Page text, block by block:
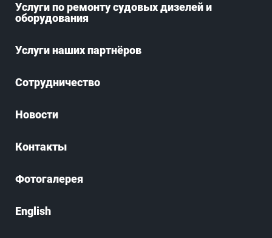
Услуги по ремонту судовых дизелей и
оборудования
Услуги наших партнёров
Сотрудничество
Новости
Контакты
Фотогалерея
English